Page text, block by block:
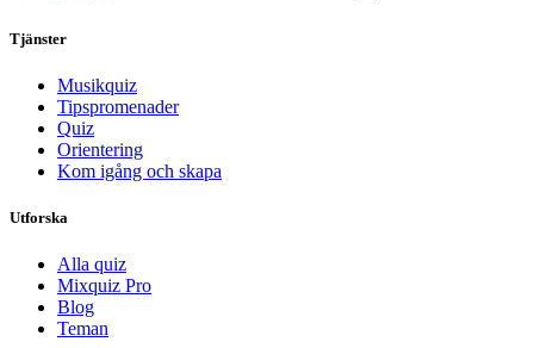
Tjänster
Musikquiz
Tipspromenader
Quiz
Orientering
Kom igång och skapa
Utforska
Alla quiz
Mixquiz Pro
Blog
Teman